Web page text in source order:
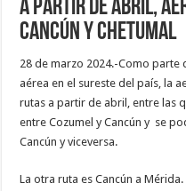
A partir de abril,
Cancún y Chetumal
28 de marzo 2024.-Como parte
aérea en el sureste del país, la
rutas a partir de abril, entre las
entre Cozumel y Cancún y se
Cancún y viceversa.
La otra ruta es Cancún a